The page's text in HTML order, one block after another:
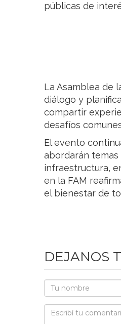
públicas de
La Asamblea de
diálogo y
compartir
desafíos
El evento
abordarán temas
infraestructura,
en la FAM
el bienestar de
DEJANOS